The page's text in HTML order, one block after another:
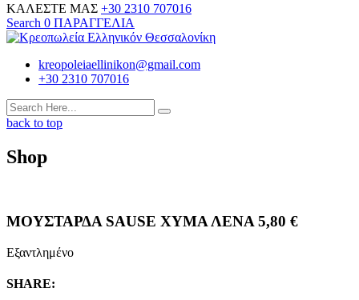
ΚΑΛΕΣΤΕ ΜΑΣ +30 2310 707016
Search 0 ΠΑΡΑΓΓΕΛΙΑ
kreopoleiaellinikon@gmail.com
+30 2310 707016
back to top
Shop
ΜΟΥΣΤΑΡΔΑ SAUSE ΧΥΜΑ ΛΕΝΑ5,80 €
Εξαντλημένο
SHARE: